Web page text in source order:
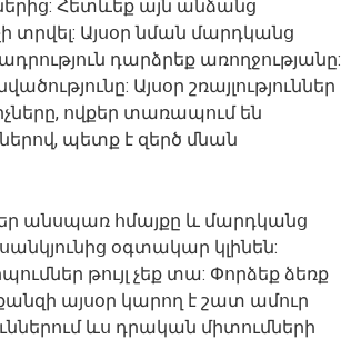
Հետևեք այն անձանց
տրվել: Այսօր նման մարդկանց
դարձրեք առողջությանը:
Այսօր շռայլություններ
ովքեր տառապում են
պետք է զերծ մնան
անսպառ հմայքը և մարդկանց
օգտակար կլինեն:
թույլ չեք տա: Փորձեք ձեռք
այսօր կարող է շատ ամուր
ևս դրական միտումների